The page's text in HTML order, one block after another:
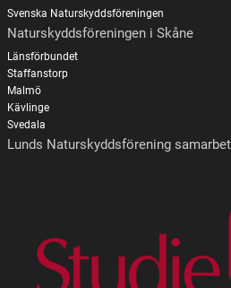
Svenska Naturskyddsföreningen
Naturskyddsföreningen i Skåne
Länsförbundet
Staffanstorp
Malmö
Kävlinge
Svedala
Lunds Naturskyddsförening